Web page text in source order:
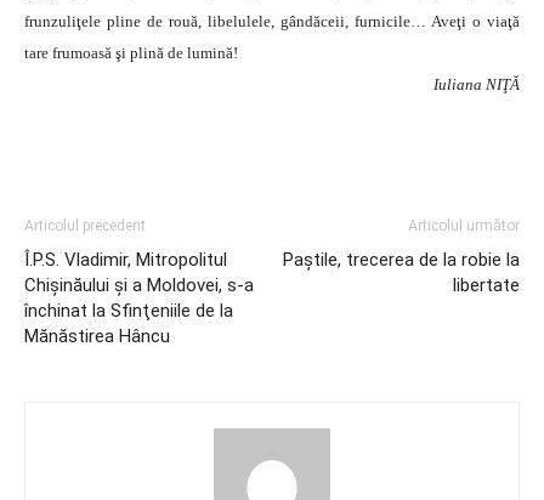
frunzuliţele pline de rouă, libelulele, gândăceii, furnicile… Aveţi o viaţă
tare frumoasă şi plină de lumină!
Iuliana NIŢĂ
Articolul precedent
Î.P.S. Vladimir, Mitropolitul
Chişinăului şi a Moldovei, s-a
închinat la Sfinţeniile de la
Mănăstirea Hâncu
Articolul următor
Paştile, trecerea de la robie la
libertate